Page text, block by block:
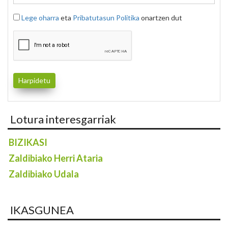
Lege oharra eta Pribatutasun Politika onartzen dut
Lotura interesgarriak
BIZIKASI
Zaldibiako Herri Ataria
Zaldibiako Udala
IKASGUNEA